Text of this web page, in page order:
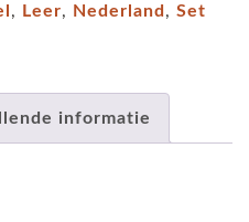
, Leer, Nederland , Set
informatie